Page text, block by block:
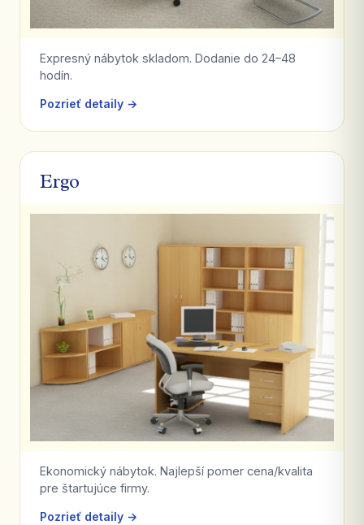
Expresný nábytok skladom. Dodanie do 24–48
hodín.
Pozrieť detaily →
Ergo
Ekonomický nábytok. Najlepší pomer cena/kvalita
pre štartujúce firmy.
Pozrieť detaily →